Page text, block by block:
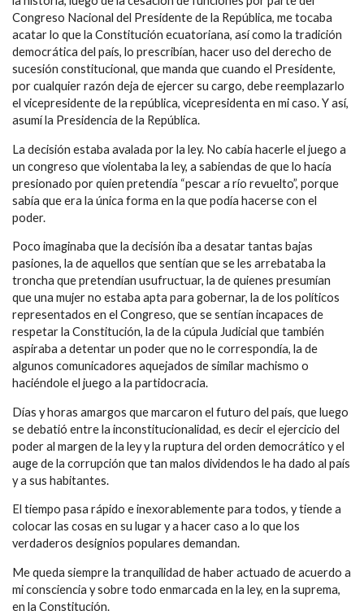
Congreso Nacional del Presidente de la República, me tocaba
acatar lo que la Constitución ecuatoriana, así como la tradición
democrática del país, lo prescribían, hacer uso del derecho de
sucesión constitucional, que manda que cuando el Presidente,
por cualquier razón deja de ejercer su cargo, debe reemplazarlo
el vicepresidente de la república, vicepresidenta en mi caso. Y así,
asumí la Presidencia de la República.
La decisión estaba avalada por la ley. No cabía hacerle el juego a
un congreso que violentaba la ley, a sabiendas de que lo hacía
presionado por quien pretendía “pescar a río revuelto”, porque
sabía que era la única forma en la que podía hacerse con el
poder.
Poco imaginaba que la decisión iba a desatar tantas bajas
pasiones, la de aquellos que sentían que se les arrebataba la
troncha que pretendían usufructuar, la de quienes presumían
que una mujer no estaba apta para gobernar, la de los políticos
representados en el Congreso, que se sentían incapaces de
respetar la Constitución, la de la cúpula Judicial que también
aspiraba a detentar un poder que no le correspondía, la de
algunos comunicadores aquejados de similar machismo o
haciéndole el juego a la partidocracia.
Días y horas amargos que marcaron el futuro del país, que luego
se debatió entre la inconstitucionalidad, es decir el ejercicio del
poder al margen de la ley y la ruptura del orden democrático y el
auge de la corrupción que tan malos dividendos le ha dado al país
y a sus habitantes.
El tiempo pasa rápido e inexorablemente para todos, y tiende a
colocar las cosas en su lugar y a hacer caso a lo que los
verdaderos designios populares demandan.
Me queda siempre la tranquilidad de haber actuado de acuerdo a
mi consciencia y sobre todo enmarcada en la ley, en la suprema,
en la Constitución.